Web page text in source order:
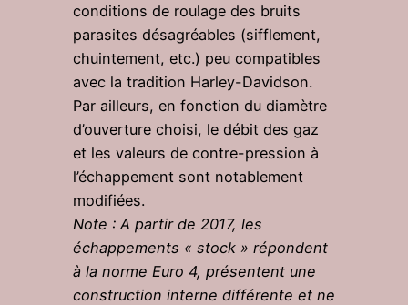
conditions de roulage des bruits
parasites désagréables (sifflement,
chuintement, etc.) peu compatibles
avec la tradition Harley-Davidson.
Par ailleurs, en fonction du diamètre
d’ouverture choisi, le débit des gaz
et les valeurs de contre-pression à
l’échappement sont notablement
modifiées.
Note : A partir de 2017, les
échappements « stock » répondent
à la norme Euro 4, présentent une
construction interne différente et ne